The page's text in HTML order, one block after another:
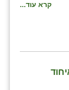
קרא עוד...